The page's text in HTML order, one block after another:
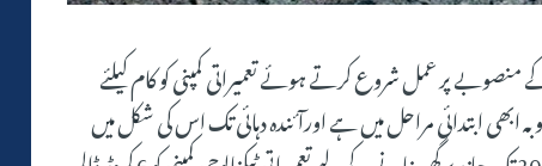
بنانے کے منصوبے پر عمل شروع کرتے ہوئے تعمیراتی کمپنی کو کام کیلئے
ابھی ابتدائی مراحل میں ہے اورآئندہ دہائی تک اس کی شکل میں